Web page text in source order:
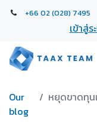
+66 02 (028) 7495
เข้าสู่ร
Our
blog
หยุดขาดทุนเงียบ!